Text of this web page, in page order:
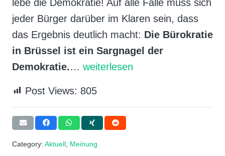
lebe die Demokratie! Auf alle Fälle muss sich
jeder Bürger darüber im Klaren sein, dass
das Ergebnis deutlich macht: Die Bürokratie
in Brüssel ist ein Sargnagel der
Demokratie.… weiterlesen
Post Views: 805
Category: Aktuell Meinung